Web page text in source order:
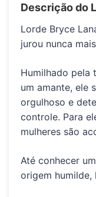
Descrição do
Lorde Bryce
jurou nunca
Humilhado pela
um amante, ele
orgulhoso e
controle. Para
mulheres são
Até conhecer
origem humilde,